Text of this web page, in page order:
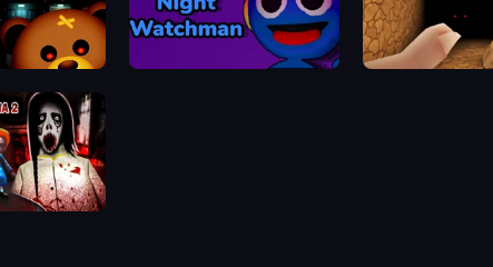
Horror Nights Story
House of Celestina: Chapter Two